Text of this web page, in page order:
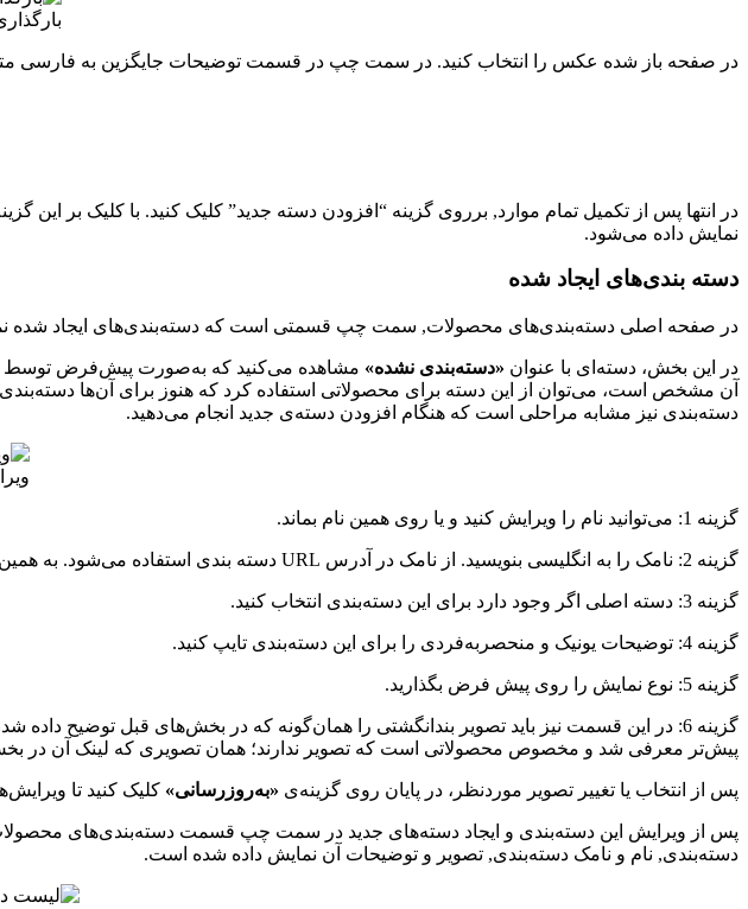
در صفحه باز شده عکس را انتخاب کنید. در سمت چپ در قسمت توضیحات جایگزین به فارسی متنی
در انتها پس از تکمیل تمام موارد, برروی گزینه “افزودن دسته جدید” کلیک کنید. با کلیک
نمایش داده می‌شود.
دسته بندی‌های ایجاد شده
در صفحه اصلی دسته‌بندی‌های محصولات, سمت چپ قسمتی است که دسته‌بندی‌های ایجاد شده
در این بخش، دسته‌ای با عنوان «دسته‌بندی نشده» مشاهده می‌کنید که به‌صورت پیش‌فرض توسط
آن مشخص است، می‌توان از این دسته برای محصولاتی استفاده کرد که هنوز برای آن‌ها
دسته‌بندی نیز مشابه مراحلی است که هنگام افزودن دسته‌ی جدید انجام می‌دهید.
گزینه 1: می‌توانید نام را ویرایش کنید و یا روی همین نام بماند.
گزینه 2: نامک را به انگلیسی بنویسید. از نامک در آدرس URL دسته بندی استفاده می‌شود. به همین علت پیشنهاد می‌شود از اسامی انگلیسی استفاده شود تا لینک آدرس راحت‌تر باشد.
گزینه 3: دسته اصلی اگر وجود دارد برای این دسته‌بندی انتخاب کنید.
گزینه 4: توضیحات یونیک و منحصربه‌فردی را برای این دسته‌بندی تایپ کنید.
گزینه 5: نوع نمایش را روی پیش فرض بگذارید.
گزینه 6: در این قسمت نیز باید تصویر بندانگشتی را همان‌گونه که در بخش‌های قبل توضیح
پیش‌تر معرفی شد و مخصوص محصولاتی است که تصویر ندارند؛ همان تصویری که لینک آن در بخش شماره ۷
پس از انتخاب یا تغییر تصویر موردنظر، در پایان روی گزینه‌ی «به‌روزرسانی» کلیک کنید تا
پس از ویرایش این دسته‌بندی و ایجاد دسته‌های جدید در سمت چپ قسمت دسته‌بندی‌های
دسته‌بندی, نام و نامک دسته‌بندی, تصویر و توضیحات آن نمایش داده شده است.